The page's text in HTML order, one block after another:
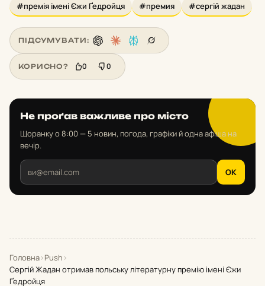
#премія імені Єжи Ґедройця
#премия #сергій жадан
ПІДСУМУВАТИ:
КОРИСНО? 0 0
Не проґав важливе про місто
Щоранку о 8:00 — 5 новин, погода, графіки й одна афіша на
вечір.
OK
Головна›Push ›
Сергій Жадан отримав польську літературну премію імені Єжи
Ґедройця